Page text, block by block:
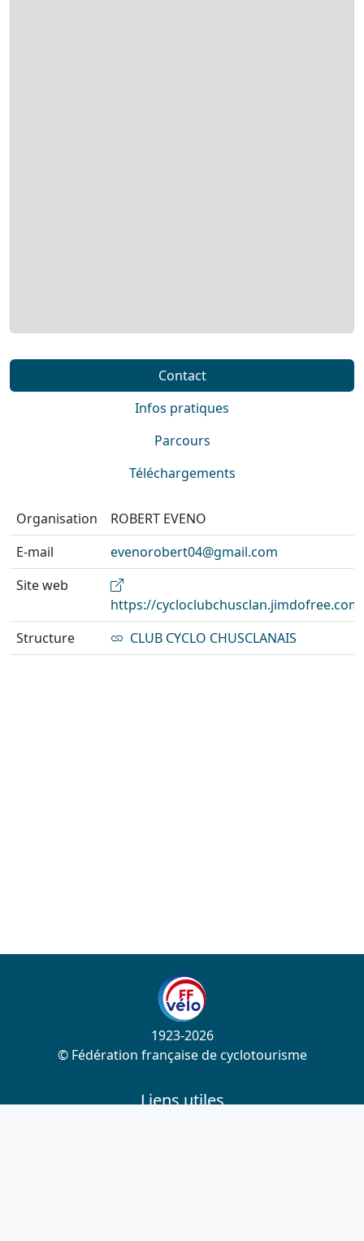
Contact
Infos pratiques
Parcours
Téléchargements
Organisation
ROBERT EVENO
E-mail
evenorobert04@gmail.com
Site web
https://
Structure
CLUB CYCLO CHUSCLANAIS
1923-2026
© Fédération française de cyclotourisme
Liens utiles